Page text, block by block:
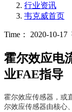
行业资讯
韦克威首页
Time： 2020-10-17
霍尔效应电
业FAE指导
霍尔效应传感器，或
尔效应传感器由核心